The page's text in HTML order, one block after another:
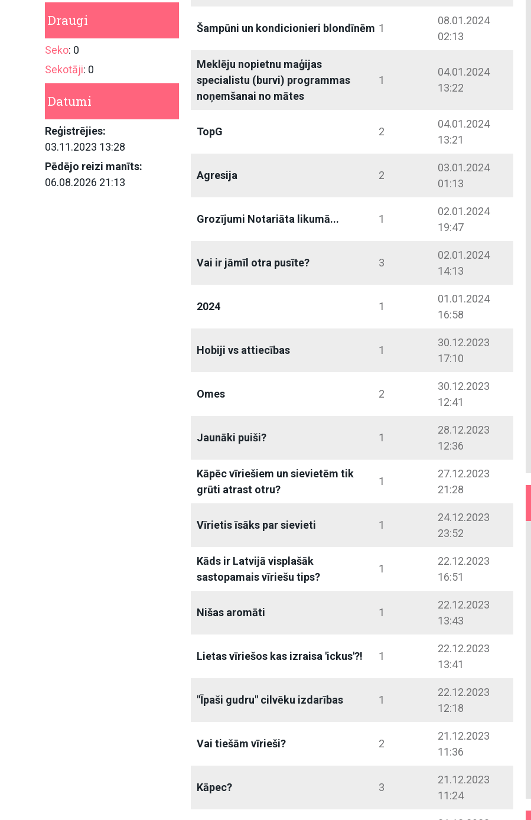
Draugi
Seko: 0
Sekotāji: 0
Datumi
Reģistrējies:
03.11.2023 13:28
Pēdējo reizi manīts:
06.08.2026 21:13
Šampūni un kondicionieri blondīnēm 1
08.01.2024
02:13
Meklēju nopietnu maģijas
specialistu (burvi) programmas
noņemšanai no mātes
1
04.01.2024
13:22
TopG 2
04.01.2024
13:21
Agresija 2
03.01.2024
01:13
Grozījumi Notariāta likumā... 1
02.01.2024
19:47
Vai ir jāmīl otra pusīte? 3
02.01.2024
14:13
2024 1
01.01.2024
16:58
Hobiji vs attiecības 1
30.12.2023
17:10
Omes 2
30.12.2023
12:41
Jaunāki puiši? 1
28.12.2023
12:36
Kāpēc vīriešiem un sievietēm tik
grūti atrast otru?
1
27.12.2023
21:28
Vīrietis īsāks par sievieti 1
24.12.2023
23:52
Kāds ir Latvijā visplašāk
sastopamais vīriešu tips?
1
22.12.2023
16:51
Nišas aromāti 1
22.12.2023
13:43
Lietas vīriešos kas izraisa 'ickus'?! 1
22.12.2023
13:41
"Īpaši gudru" cilvēku izdarības 1
22.12.2023
12:18
Vai tiešām vīrieši? 2
21.12.2023
11:36
Kāpec? 3
21.12.2023
11:24